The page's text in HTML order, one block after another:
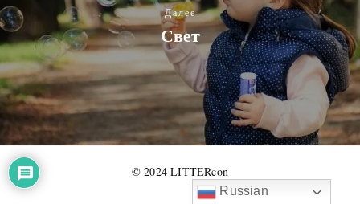
Далее
Свет
© 2024 LITTERcon
Russian